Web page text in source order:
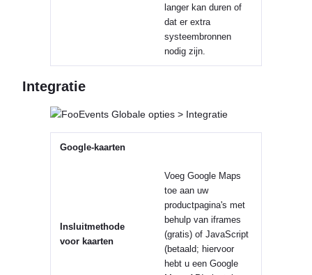
langer kan duren of
dat er extra
systeembronnen
nodig zijn.
Integratie
Google-kaarten
Insluitmethode
voor kaarten
Voeg Google Maps
toe aan uw
productpagina's met
behulp van iframes
(gratis) of JavaScript
(betaald; hiervoor
hebt u een Google